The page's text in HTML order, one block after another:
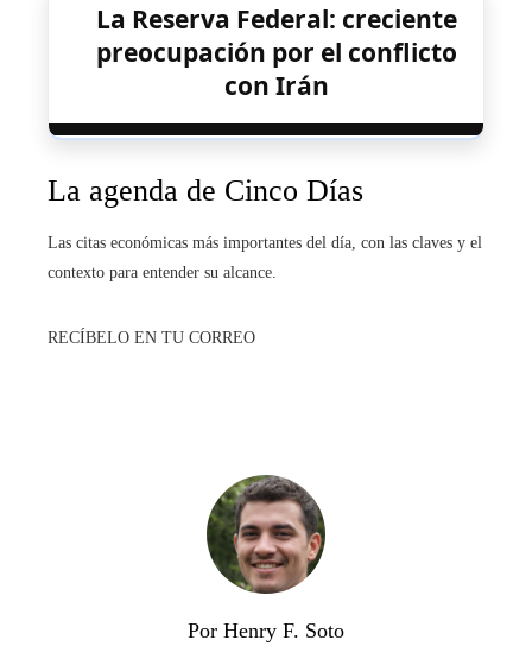
La Reserva Federal: creciente
preocupación por el conflicto
con Irán
La agenda de Cinco Días
Las citas económicas más importantes del día, con las claves y el
contexto para entender su alcance.
RECÍBELO EN TU CORREO
Por Henry F. Soto